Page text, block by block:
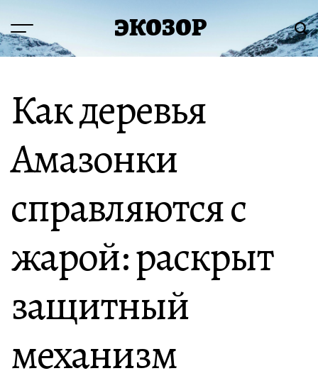
содержимому
Меню ЭКОЗОР
Как деревья
Амазонки
справляются с
жарой: раскрыт
защитный
механизм